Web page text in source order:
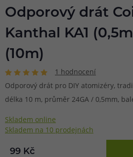
Odporový drát
Kanthal KA1
(10m)
1 hodnocení
Odporový drát pro DIY atomizéry,
délka 10 m, průměr 24GA / 0,5mm,
Skladem online
Skladem na 10 prodejnách
99 Kč